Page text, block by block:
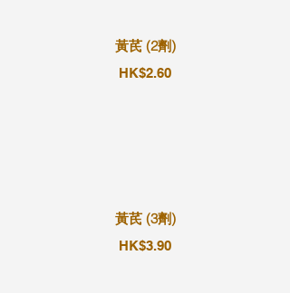
黃芪 (2劑)
HK$2.60
黃芪 (3劑)
HK$3.90